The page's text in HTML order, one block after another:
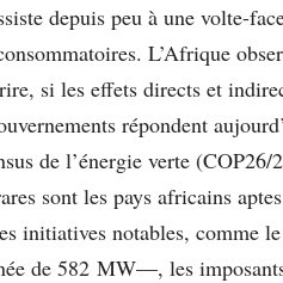
depuis peu à une volte-
L’Afrique
si les effets directs et
répondent
de l’énergie verte
sont les pays africains
initiatives notables, comme
de 582 MW—, les